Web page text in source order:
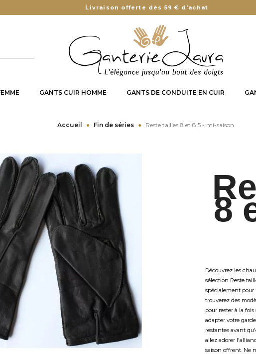
Livraison offerte dès 59 € d'achat
GANTS CUIR HOMME GANTS DE CONDUITE EN CUIR
Accueil Fin de séries Reste tailles 8 et 8,5 - mi-saison
8
Découvrez les
sélection Reste
spécialement pour
trouverez des
pour rester à la
adapter votre
restantes avant
allez adorer
saison offrent. Ne